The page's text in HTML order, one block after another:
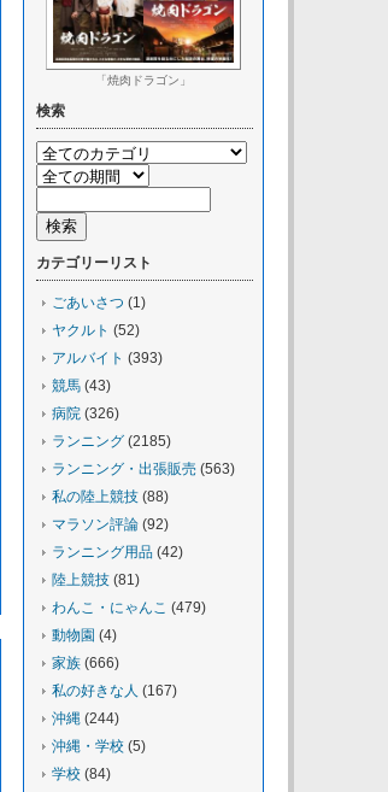
「焼肉ドラゴン」
検索
カテゴリーリスト
ごあいさつ (1)
ヤクルト (52)
アルバイト (393)
競馬 (43)
病院 (326)
ランニング (2185)
ランニング・出張販売 (563)
私の陸上競技 (88)
マラソン評論 (92)
ランニング用品 (42)
陸上競技 (81)
わんこ・にゃんこ (479)
動物園 (4)
家族 (666)
私の好きな人 (167)
沖縄 (244)
沖縄・学校 (5)
学校 (84)